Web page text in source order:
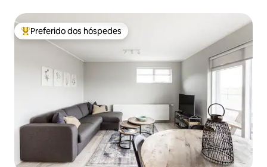
Entre os melhores preferidos dos hóspedes
Preferido dos hóspedes